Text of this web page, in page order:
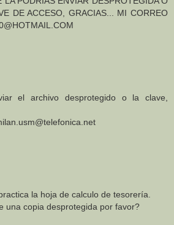
DE ACCESO, GRACIAS... MI CORREO
el archivo desprotegido o la clave,
la hoja de calculo de tesorería.
una copia desprotegida por favor?